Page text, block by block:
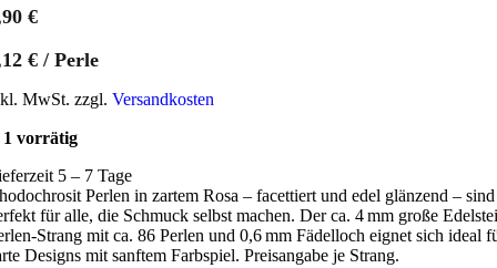
€
€ / Perle
MwSt. zzgl. Versandkosten
1 vorrätig
5 – 7 Tage
Perlen in zartem Rosa – facettiert und edel glänzend – sind
für alle, die Schmuck selbst machen. Der ca. 4 mm große
Strang mit ca. 86 Perlen und 0,6 mm Fädelloch eignet sich ideal
Designs mit sanftem Farbspiel. Preisangabe je Strang.